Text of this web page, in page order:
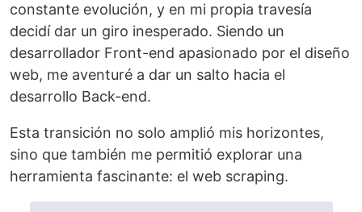
constante evolución, y en mi propia travesía
decidí dar un giro inesperado. Siendo un
desarrollador Front-end apasionado por el diseño
web, me aventuré a dar un salto hacia el
desarrollo Back-end.
Esta transición no solo amplió mis horizontes,
sino que también me permitió explorar una
herramienta fascinante: el web scraping.